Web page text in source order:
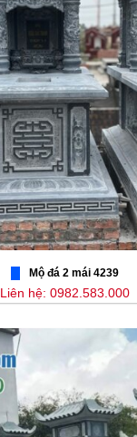
Mộ đá 2 mái 4239
Liên hệ: 0982.583.000